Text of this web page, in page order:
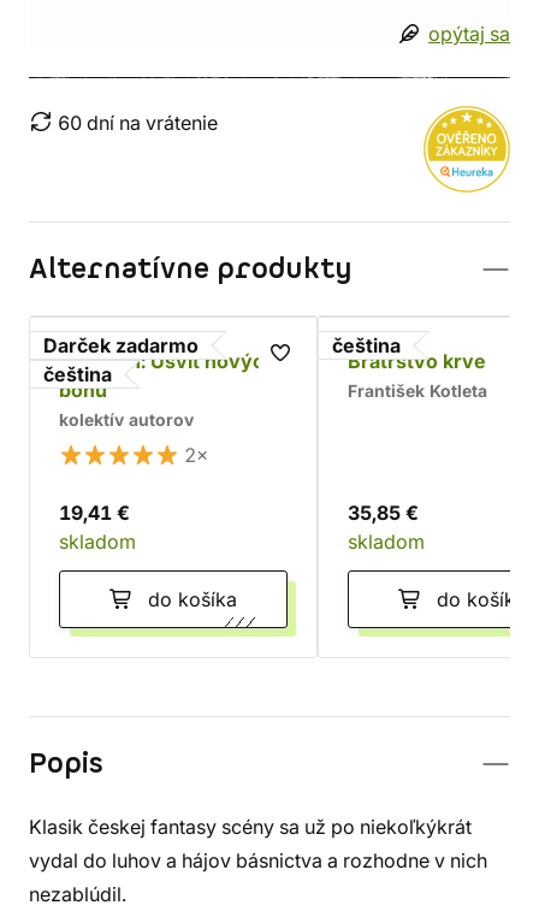
opýtaj sa
60 dní na vrátenie
Alternatívne produkty
Darček zadarmo
čeština
Asterion: Úsvit nových
bohů
kolektív autorov
2×
19,41 €
skladom
do košíka
čeština
Bratrstvo krve
František Kotleta
35,85 €
skladom
do košíka
Popis
Klasik českej fantasy scény sa už po niekoľkýkrát
vydal do luhov a hájov básnictva a rozhodne v nich
nezablúdil.